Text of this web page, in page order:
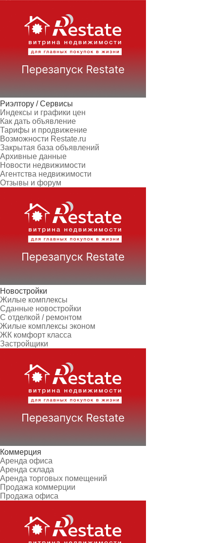
Риэлтору / Сервисы
Индексы и графики цен
Как дать объявление
Тарифы и продвижение
Возможности Restate.ru
Закрытая база объявлений
Архивные данные
Новости недвижимости
Агентства недвижимости
Отзывы и форум
Новостройки
Жилые комплексы
Сданные новостройки
С отделкой / ремонтом
Жилые комплексы эконом
ЖК комфорт класса
Застройщики
Коммерция
Аренда офиса
Аренда склада
Аренда торговых помещений
Продажа коммерции
Продажа офиса